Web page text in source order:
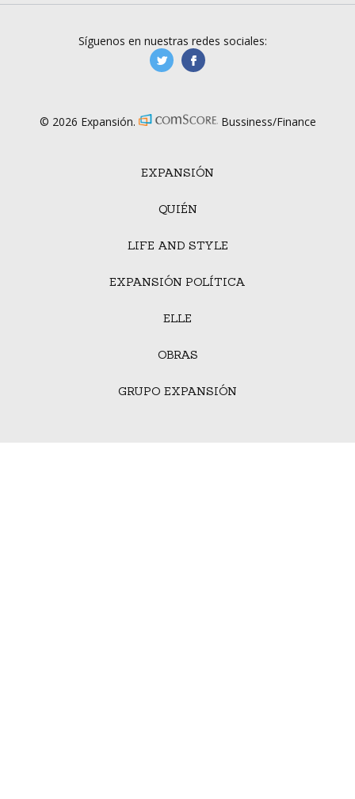
EXPANSIÓN
QUIÉN
LIFE AND STYLE
EXPANSIÓN POLÍTICA
ELLE
OBRAS
GRUPO EXPANSIÓN
Síguenos en nuestras redes sociales:
manufacturaGE
© 2026 Expansión. Bussiness/Finance